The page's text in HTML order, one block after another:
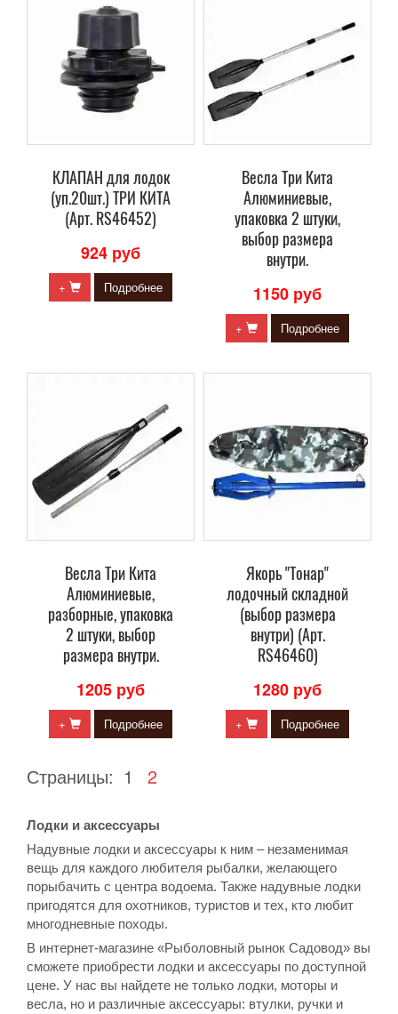
КЛАПАН для лодок
(уп.20шт.) ТРИ КИТА
(Арт. RS46452)
924 руб
+ Подробнее
Весла Три Кита
Алюминиевые,
упаковка 2 штуки,
выбор размера
внутри.
1150 руб
+ Подробнее
Весла Три Кита
Алюминиевые,
разборные, упаковка
2 штуки, выбор
размера внутри.
1205 руб
+ Подробнее
Якорь "Тонар"
лодочный складной
(выбор размера
внутри) (Арт.
RS46460)
1280 руб
+ Подробнее
Страницы: 1 2
Лодки и аксессуары
Надувные лодки и аксессуары к ним – незаменимая
вещь для каждого любителя рыбалки, желающего
порыбачить с центра водоема. Также надувные лодки
пригодятся для охотников, туристов и тех, кто любит
многодневные походы.
В интернет-магазине «Рыболовный рынок Садовод» вы
сможете приобрести лодки и аксессуары по доступной
цене. У нас вы найдете не только лодки, моторы и
весла, но и различные аксессуары: втулки, ручки и